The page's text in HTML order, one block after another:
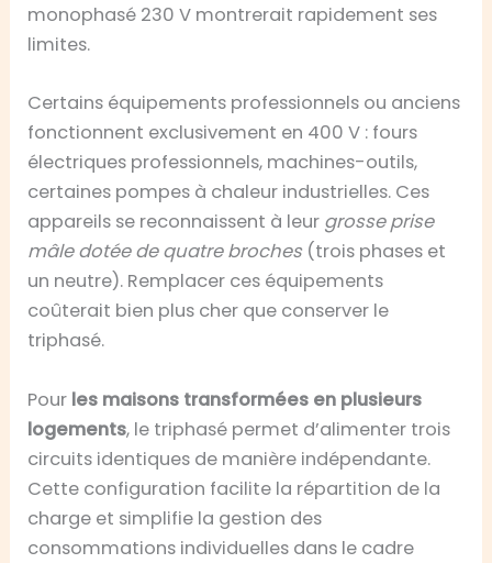
monophasé 230 V montrerait rapidement ses
limites.
Certains équipements professionnels ou anciens
fonctionnent exclusivement en 400 V : fours
électriques professionnels, machines-outils,
certaines pompes à chaleur industrielles. Ces
appareils se reconnaissent à leur grosse prise
mâle dotée de quatre broches (trois phases et
un neutre). Remplacer ces équipements
coûterait bien plus cher que conserver le
triphasé.
Pour les maisons transformées en plusieurs
logements, le triphasé permet d’alimenter trois
circuits identiques de manière indépendante.
Cette configuration facilite la répartition de la
charge et simplifie la gestion des
consommations individuelles dans le cadre